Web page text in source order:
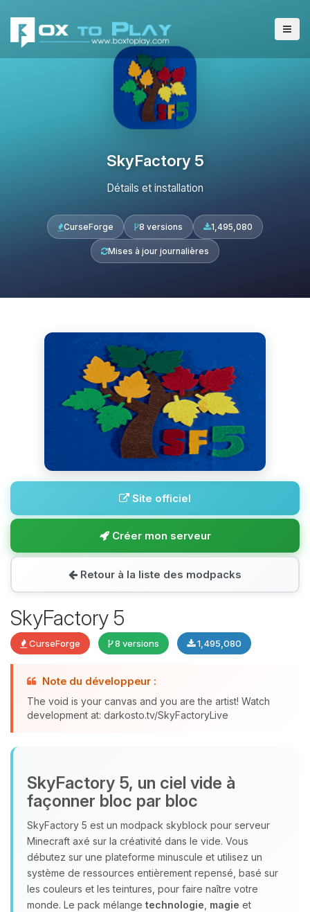
SkyFactory 5
Détails et installation
CurseForge 8 versions 1,495,080
Mises à jour journalières
Site officiel
Créer mon serveur
Retour à la liste des modpacks
SkyFactory 5
CurseForge 8 versions 1,495,080
Note du développeur :
The void is your canvas and you are the artist! Watch
development at: darkosto.tv/SkyFactoryLive
SkyFactory 5, un ciel vide à
façonner bloc par bloc
SkyFactory 5 est un modpack skyblock pour serveur
Minecraft axé sur la créativité dans le vide. Vous
débutez sur une plateforme minuscule et utilisez un
système de ressources entièrement repensé, basé sur
les couleurs et les teintures, pour faire naître votre
monde. Le pack mélange technologie magie et
tu as besoin et je vais remuer mes
petits circuits pour t’aider.